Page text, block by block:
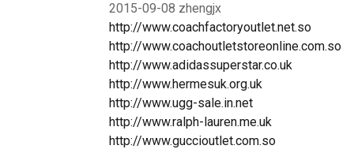
2015-09-08 zhengjx
http://www.coachfactoryoutlet.net.so
http://www.coachoutletstoreonline.com.so
http://www.adidassuperstar.co.uk
http://www.hermesuk.org.uk
http://www.ugg-sale.in.net
http://www.ralph-lauren.me.uk
http://www.guccioutlet.com.so